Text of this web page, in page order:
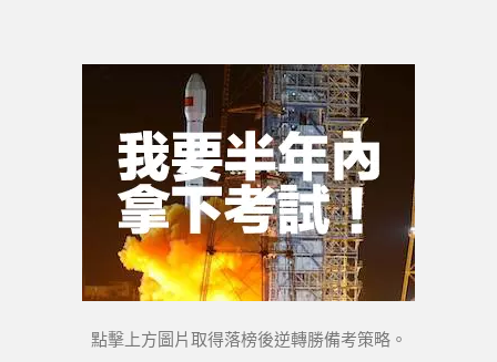
點擊上方圖片取得落榜後逆轉勝備考策略。